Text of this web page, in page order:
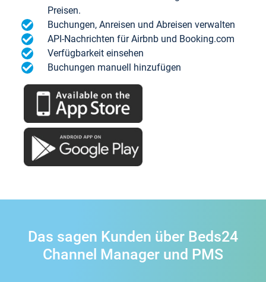
Preisen.
Buchungen, Anreisen und Abreisen verwalten
API-Nachrichten für Airbnb und Booking.com
Verfügbarkeit einsehen
Buchungen manuell hinzufügen
Das sagen Kunden über Beds24
Channel Manager und PMS